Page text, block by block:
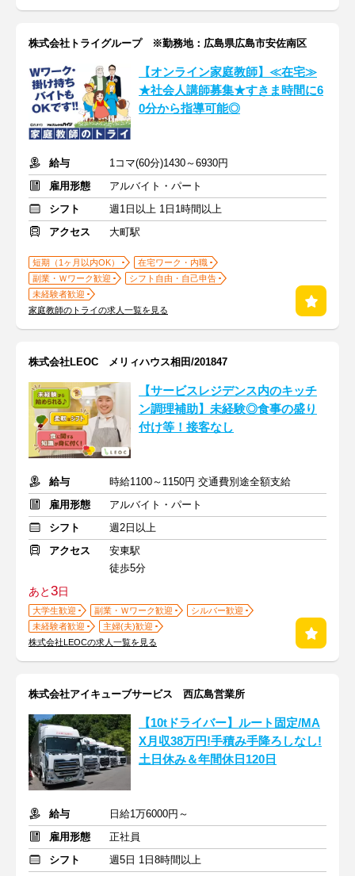
株式会社トライグループ ※勤務地：広島県広島市安佐南区
【オンライン家庭教師】≪在宅≫
★社会人講師募集★すきま時間に6
0分から指導可能◎
給与
1コマ(60分)1430～6930円
雇用形態
アルバイト・パート
シフト
週1日以上 1日1時間以上
アクセス
大町駅
短期（1ヶ月以内OK）
在宅ワーク・内職
副業・Ｗワーク歓迎
シフト自由・自己申告
未経験者歓迎
家庭教師のトライの求人一覧を見る
株式会社LEOC メリィハウス相田/201847
【サービスレジデンス内のキッチ
ン調理補助】未経験◎食事の盛り
付け等！接客なし
給与
時給1100～1150円 交通費別途全額支給
雇用形態
アルバイト・パート
シフト
週2日以上
アクセス
安東駅
徒歩5分
あと3日
大学生歓迎 副業・Ｗワーク歓迎
シルバー歓迎
未経験者歓迎
主婦(夫)歓迎
株式会社LEOCの求人一覧を見る
株式会社アイキューブサービス 西広島営業所
【10tドライバー】ルート固定/MA
X月収38万円!手積み手降ろしなし!
土日休み＆年間休日120日
給与
日給1万6000円～
雇用形態
正社員
シフト
週5日 1日8時間以上